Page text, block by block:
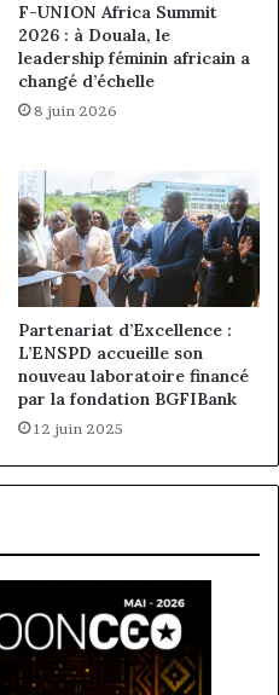
F-UNION Africa Summit
2026 : à Douala, le
leadership féminin africain a
changé d’échelle
8 juin 2026
Partenariat d’Excellence :
L’ENSPD accueille son
nouveau laboratoire financé
par la fondation BGFIBank
12 juin 2025